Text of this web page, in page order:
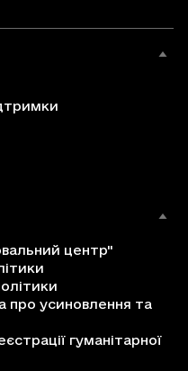
центр"
усиновлення та
гуманітарної